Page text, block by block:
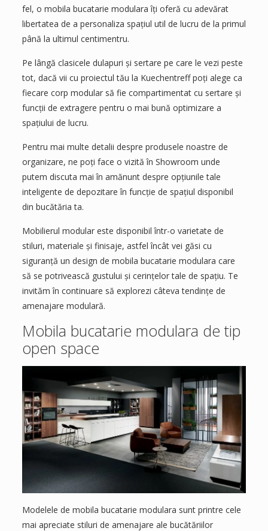
fel, o mobila bucatarie modulara îți oferă cu adevărat
libertatea de a personaliza spațiul util de lucru de la primul
până la ultimul centimentru.
Pe lângă clasicele dulapuri și sertare pe care le vezi peste
tot, dacă vii cu proiectul tău la Kuechentreff poți alege ca
fiecare corp modular să fie compartimentat cu sertare și
funcții de extragere pentru o mai bună optimizare a
spațiului de lucru.
Pentru mai multe detalii despre produsele noastre de
organizare, ne poți face o vizită în Showroom unde
putem discuta mai în amănunt despre opțiunile tale
inteligente de depozitare în funcție de spațiul disponibil
din bucătăria ta.
Mobilierul modular este disponibil într-o varietate de
stiluri, materiale și finisaje, astfel încât vei găsi cu
siguranță un design de mobila bucatarie modulara care
să se potrivească gustului și cerințelor tale de spațiu. Te
invităm în continuare să explorezi câteva tendințe de
amenajare modulară.
Mobila bucatarie modulara de tip
open space
Modelele de mobila bucatarie modulara sunt printre cele
mai apreciate stiluri de amenajare ale bucătăriilor